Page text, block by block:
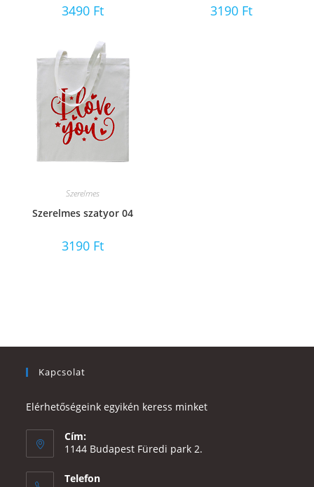
3490 Ft 3190 Ft
Szerelmes
Szerelmes szatyor 04
3190 Ft
Kapcsolat
Elérhetőségeink egyikén keress minket
Cím:
1144 Budapest Füredi park 2.
Telefon